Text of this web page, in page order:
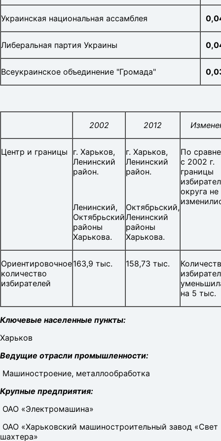
Украинская национальная ассамблея
Либеральная партия Украины 0,
Всеукраинское объединение "Громада"
2002 2012
Центр и границы
г. Харьков,
Ленинский
район.
Ленинский,
Октябрьский
районы
Харькова.
г. Харьков,
Ленинский
район.
Октябрьский,
Ленинский
районы
Харькова.
По
с 2002 г.
границы
округа не
Ориентировочное
количество
избирателей
163,9 тыс. 158,73 тыс.
на 5 тыс.
Ключевые населенные пункты:
Харьков
Ведущие отрасли промышленности:
Машиностроение, металлообработка
Крупные предприятия:
ОАО «Электромашина»
ОАО «Харьковский машиностроительный завод «Свет
шахтера»